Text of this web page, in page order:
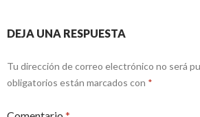
DEJA UNA RESPUESTA
Tu dirección de correo electrónico no será
obligatorios están marcados con *